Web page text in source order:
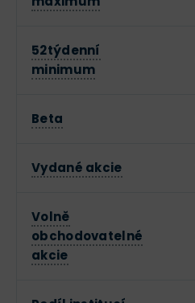
52týdenní
minimum
Beta
Vydané akcie
Volně
obchodovatelné
akcie